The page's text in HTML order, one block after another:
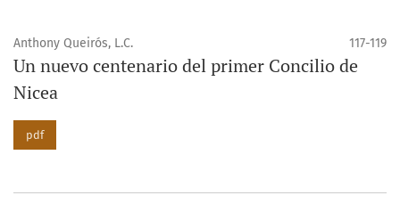
Anthony Queirós, L.C. 117-119
Un nuevo centenario del primer Concilio de
Nicea
pdf